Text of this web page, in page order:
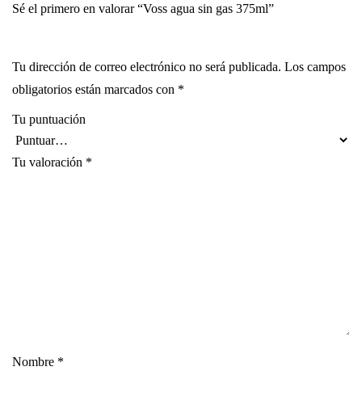
Sé el primero en valorar “Voss agua sin gas 375ml”
Tu dirección de correo electrónico no será publicada. Los campos
obligatorios están marcados con *
Tu puntuación
Tu valoración *
Nombre *